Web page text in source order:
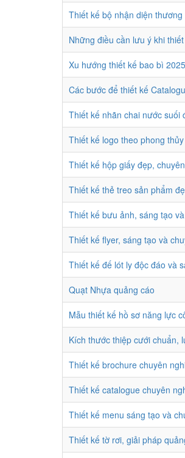
Thiết kế bộ nhận diện
Những điều cần lưu ý khi
Xu hướng thiết kế bao bì
Các bước để thiết kế
Thiết kế nhãn chai nước suối
Thiết kế logo theo phong
Thiết kế hộp giấy đẹp,
Thiết kế thẻ treo sản phẩm
Thiết kế bưu ảnh, sáng tạo
Thiết kế flyer, sáng tạo và
Thiết kế đế lót ly độc đáo và
Quạt Nhựa quảng cáo
Mẫu thiết kế hồ sơ năng lực
Kích thước thiệp cưới chuẩn,
Thiết kế brochure chuyên
Thiết kế catalogue chuyên
Thiết kế menu sáng tạo và
Thiết kế tờ rơi, giải pháp